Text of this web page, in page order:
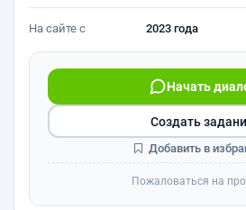
На сайте с 2023 года
Начать
Создать
Добавить в
Пожаловаться на